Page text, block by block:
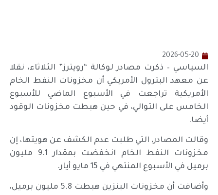
2026-05-20
السياسي – ذكرت مصادر لوكالة “رويترز” الثلاثاء، نقلا
عن معهد البترول الأمريكي أن مخزونات النفط الخام
الأمريكية تراجعت في الأسبوع الماضي للأسبوع
الخامس على التوالي، في حين هبطت مخزونات الوقود
أيضا.
وقالت المصادر، التي طلبت عدم الكشف عن هويتها، إن
مخزونات النفط الخام انخفضت بمقدار 9.1 مليون
برميل في الأسبوع المنتهي في 15 مايو أيار.
وأضافت أن مخزونات البنزين هبطت 5.8 مليون برميل،